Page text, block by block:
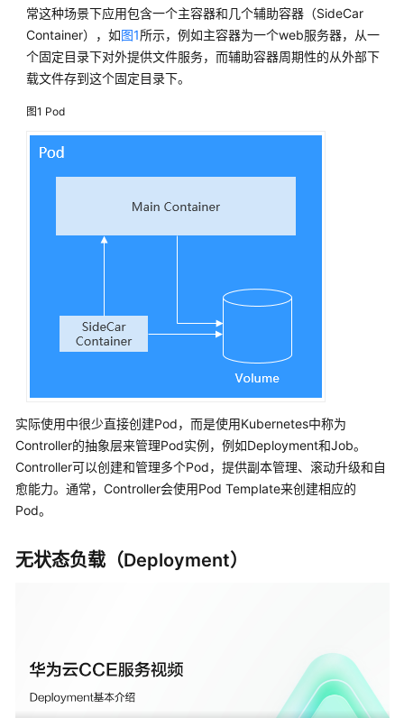
门
用
户
指
南
集
作
工
作
负
创
建
工
载
负
载
常这种场景下应用包含一个主容器和几个辅助容器（SideCar
Container），如图1所示，例如主容器为一个web服务器，从一
个固定目录下对外提供文件服务，而辅助容器周期性的从外部下
载文件存到这个固定目录下。
图1 Pod
实际使用中很少直接创建Pod，而是使用Kubernetes中称为
Controller的抽象层来管理Pod实例，例如Deployment和Job。
Controller可以创建和管理多个Pod，提供副本管理、滚动升级和自
愈能力。通常，Controller会使用Pod Template来创建相应的
Pod。
无状态负载（Deployment）